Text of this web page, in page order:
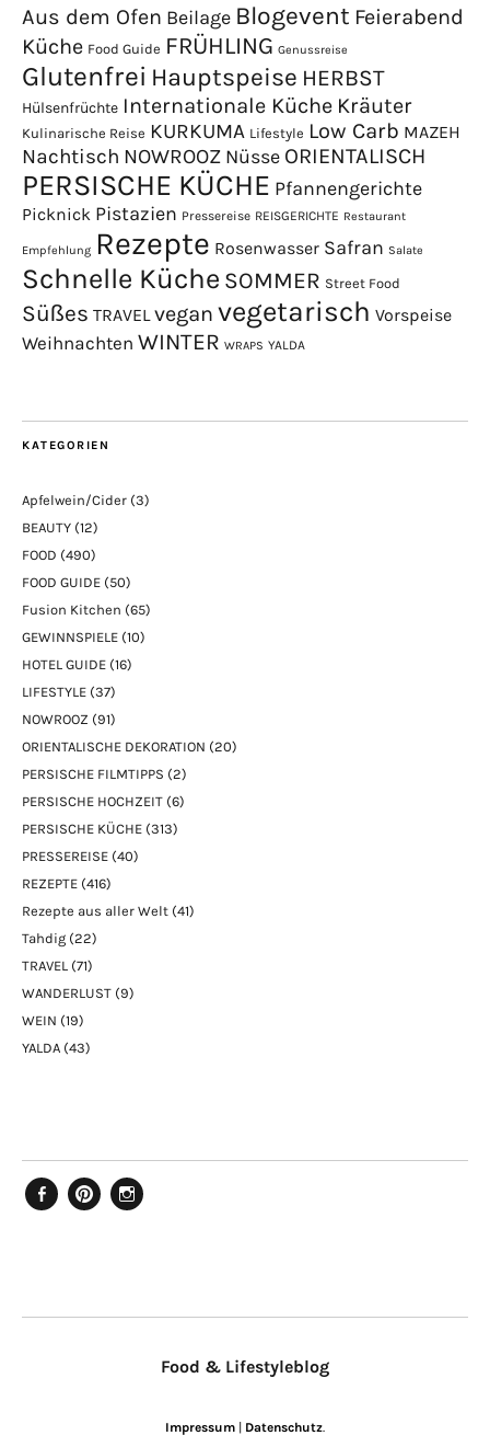
Aus dem Ofen Beilage Blogevent Feierabend
Küche Food Guide FRÜHLING Genussreise
Glutenfrei Hauptspeise HERBST
Hülsenfrüchte Internationale Küche Kräuter
Kulinarische Reise KURKUMA Lifestyle Low Carb MAZEH
Nachtisch NOWROOZ Nüsse ORIENTALISCH
PERSISCHE KÜCHE Pfannengerichte
Picknick Pistazien Pressereise REISGERICHTE Restaurant
Empfehlung Rezepte Rosenwasser Safran Salate
Schnelle Küche SOMMER Street Food
Süßes TRAVEL vegan vegetarisch Vorspeise
Weihnachten WINTER WRAPS YALDA
KATEGORIEN
Apfelwein/Cider (3)
BEAUTY (12)
FOOD (490)
FOOD GUIDE (50)
Fusion Kitchen (65)
GEWINNSPIELE (10)
HOTEL GUIDE (16)
LIFESTYLE (37)
NOWROOZ (91)
ORIENTALISCHE DEKORATION (20)
PERSISCHE FILMTIPPS (2)
PERSISCHE HOCHZEIT (6)
PERSISCHE KÜCHE (313)
PRESSEREISE (40)
REZEPTE (416)
Rezepte aus aller Welt (41)
Tahdig (22)
TRAVEL (71)
WANDERLUST (9)
WEIN (19)
YALDA (43)
Food & Lifestyleblog
Impressum Datenschutz